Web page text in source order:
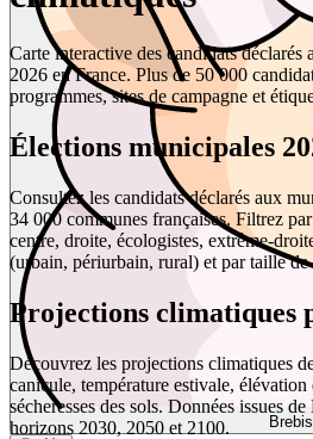
Carte interactive des candidats déclarés
2026 en France. Plus de 50 000
programmes, sites de campagne et
Élections municipales
Consultez les candidats déclarés aux
34 000 communes françaises. Filtrez
centre, droite, écologistes, extrême-
(urbain, périurbain, rural) et par taille de
Projections climatiques
Découvrez les projections climatiques
canicule, température estivale,
sécheresses des sols. Données issues
horizons 2030, 2050 et 2100.